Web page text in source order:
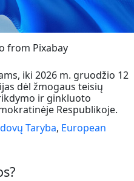
from Pixabay
iki 2026 m. gruodžio 12
dėl žmogaus teisių
ir ginkluoto
Respublikoje.
Taryba, European